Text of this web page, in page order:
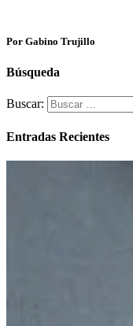
Por Gabino Trujillo
Búsqueda
Buscar:
Entradas Recientes